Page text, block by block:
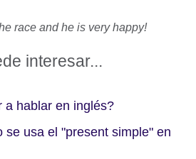
race and he is very happy!
interesar...
a hablar en inglés?
se usa el "present simple" en